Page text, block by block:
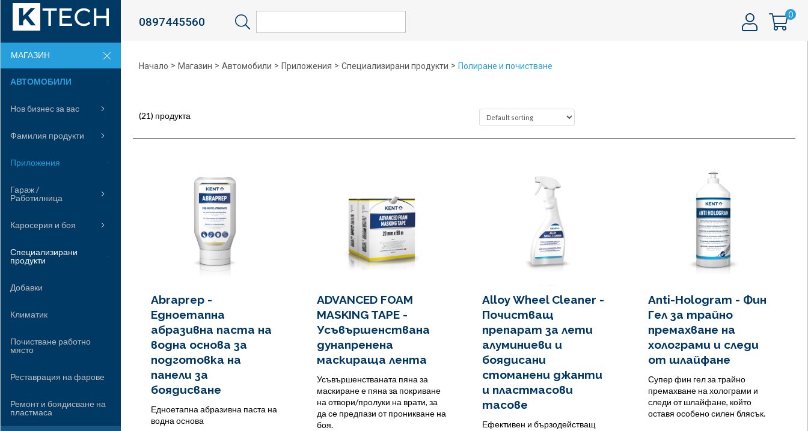
0897445560
0
МАГАЗИН
АВТОМОБИЛИ
Нов бизнес за вас
Фамилия продукти
Приложения
Гараж /
Работилница
Каросерия и боя
Специализирани
продукти
Добавки
Климатик
Почистване работно
място
Реставрация на фарове
Ремонт и боядисване на
пластмаса
Начало > Магазин > Автомобили > Приложения > Специализирани продукти > Полиране и почистване
(21) продукта
Abraprep -
Едноетапна
абразивна паста на
водна основа за
подготовка на
панели за
боядисване
Едноетапна абразивна паста на
водна основа
ADVANCED FOAM
MASKING TAPE -
Усъвършенствана
дунапренена
маскираща лента
Усъвършенстваната пяна за
маскиране е пяна за покриване
на отвори/пролуки на врати, за
да се предпази от проникване на
боя.
Alloy Wheel Cleaner -
Почистващ
препарат за лети
алуминиеви и
боядисани
стоманени джанти
и пластмасови
тасове
Ефективен и бързодействащ
Anti-Hologram - Фин
Гел за трайно
премахване на
холограми и следи
от шлайфане
Супер фин гел за трайно
премахване на холограми и
следи от шлайфане, който
оставя особено силен блясък.